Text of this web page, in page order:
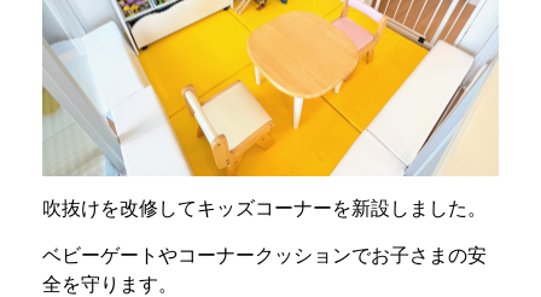
吹抜けを改修してキッズコーナーを新設しました。
ベビーゲートやコーナークッションでお子さまの安
全を守ります。